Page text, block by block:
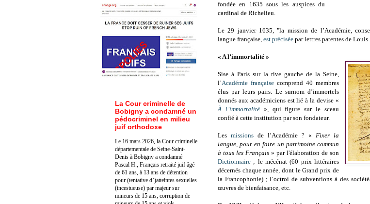
fondée en 1635 sous les auspices du
cardinal de Richelieu.
Le 29 janvier 1635, "la mission de l’Académie,
langue française, est précisée par lettres patentes de
« A l’immortalité »
Sise à Paris sur la rive gauche de la Seine,
l’Académie françaisecomprend 40 membres
élus par leurs pairs. Le surnom d’immortels
donnés aux académiciens est lié à la devise «
À l’immortalité», qui figure sur le sceau
confié à cette institution par son fondateur.
Les missionsde l’Académie ? « Fixer la
langue, pour en faire un patrimoine commun
à tous les Français» par l'élaboration de son
Dictionnaire ; le mécénat (60 prix littéraires
décernés chaque année, dont le Grand prix de
la Francophonie) ; l’octroi de subventions à des
œuvres de bienfaisance, etc.
La Cour criminelle de
Bobigny a condamné un
pédocriminel en milieu
juif orthodoxe
Le 16 mars 2026, la Cour criminelle
départementale de Seine-Saint-
Denis à Bobigny a condamné
Pascal H., Français retraité juif âgé
de 61 ans, à 13 ans de détention
pour (tentative d’)atteintes sexuelles
(incestueuse) par majeur sur
mineurs de 15 ans, corruption de